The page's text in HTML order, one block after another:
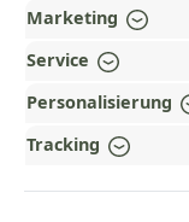
AUSGEZEICHNET
UNSERE
Marketing
Service
Personalisierung
Tracking